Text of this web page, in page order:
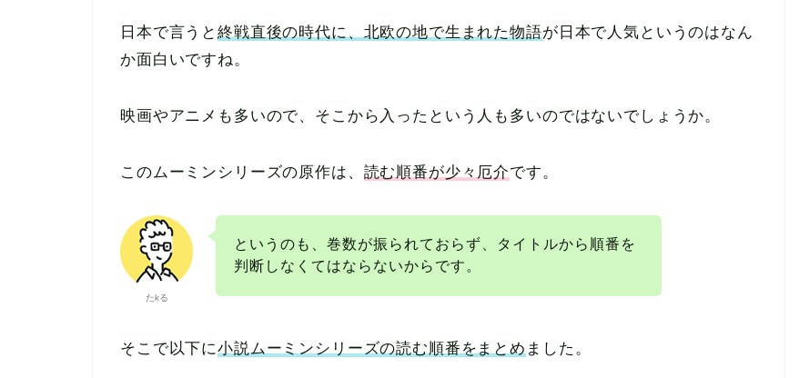
日本で言うと終戦直後の時代に、北欧の地で生まれた物語が日本で人気というのはなん
か面白いですね。
映画やアニメも多いので、そこから入ったという人も多いのではないでしょうか。
このムーミンシリーズの原作は、 読む順番が少々厄介です。
たkる
というのも、巻数が振られておらず、タイトルから順番を
判断しなくてはならないからです。
そこで以下に小説ムーミンシリーズの読む順番をまとめ ました。